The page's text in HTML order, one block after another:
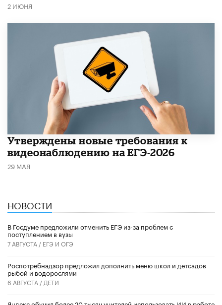
2 ИЮНЯ
Утверждены новые требования к
видеонаблюдению на ЕГЭ-2026
29 МАЯ
НОВОСТИ
В Госдуме предложили отменить ЕГЭ из-за проблем с
поступлением в вузы
7 АВГУСТА / ЕГЭ И ОГЭ
Роспотребнадзор предложил дополнить меню школ и детсадов
рыбой и водорослями
6 АВГУСТА / ДЕТИ